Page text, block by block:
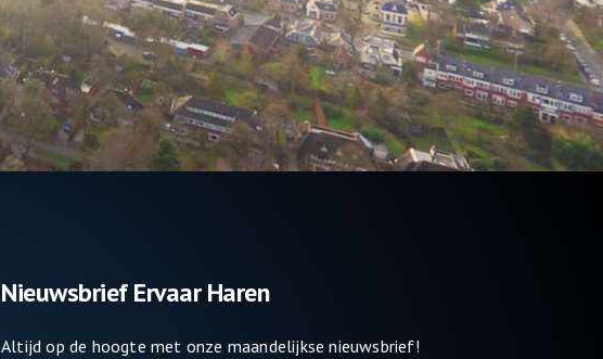
Nieuwsbrief Ervaar Haren
Altijd op de hoogte met onze maandelijkse nieuwsbrief!